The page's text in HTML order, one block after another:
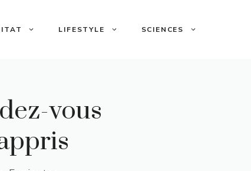
LIFESTYLE SCIENCES
vous